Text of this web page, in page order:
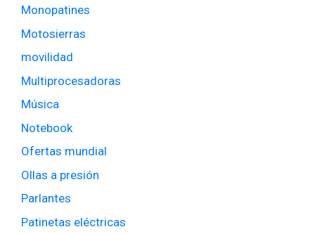
Monopatines
Motosierras
movilidad
Multiprocesadoras
Música
Notebook
Ofertas mundial
Ollas a presión
Parlantes
Patinetas eléctricas